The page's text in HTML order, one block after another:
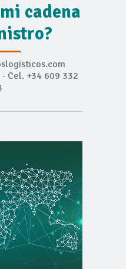
cadena
Cel. +34 609 332